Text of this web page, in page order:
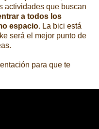
actividades que buscan
a todos los
espacio. La bici está
será el mejor punto de
para que te